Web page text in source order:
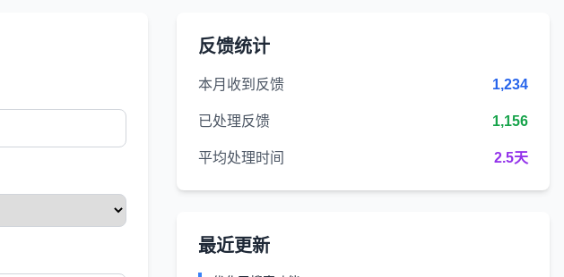
反馈统计
本月收到反馈 1,234
已处理反馈 1,156
平均处理时间 2.5天
最近更新